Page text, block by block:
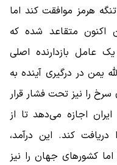
هرمز موافقت کند اما
اکنون متقاعد شده که
عامل بازدارنده اصلی
یمن در درگیری آینده به
سرخ را نیز تحت فشار قرار
اجازه می‌دهد تا از
دریافت کند. این درآمد،
کشورهای جهان را نیز